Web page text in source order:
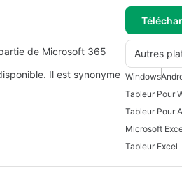
de Microsoft 365
Autres
Il est synonyme Windows
Tableur Pour
Tableur Pour
Microsoft
Tableur Excel